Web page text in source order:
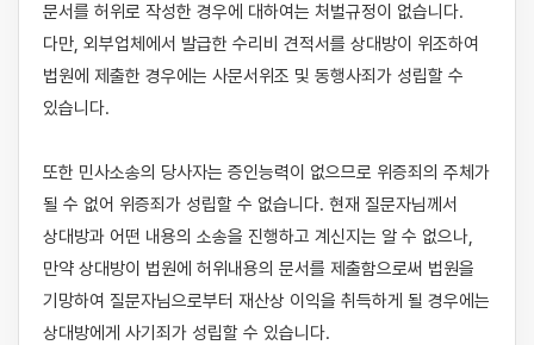
문서를 허위로 작성한 경우에 대하여는 처벌규정이 없습니다.
다만, 외부업체에서 발급한 수리비 견적서를 상대방이 위조하여
법원에 제출한 경우에는 사문서위조 및 동행사죄가 성립할 수
있습니다.
또한 민사소송의 당사자는 증인능력이 없으므로 위증죄의 주체가
될 수 없어 위증죄가 성립할 수 없습니다. 현재 질문자님께서
상대방과 어떤 내용의 소송을 진행하고 계신지는 알 수 없으나,
만약 상대방이 법원에 허위내용의 문서를 제출함으로써 법원을
기망하여 질문자님으로부터 재산상 이익을 취득하게 될 경우에는
상대방에게 사기죄가 성립할 수 있습니다.